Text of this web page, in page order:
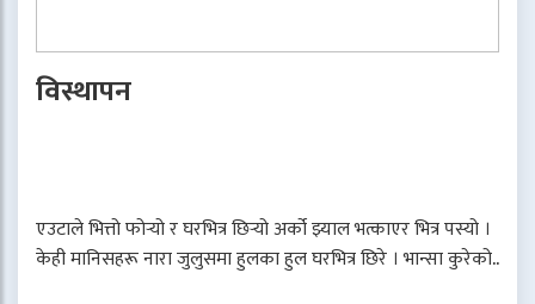
विस्थापन
एउटाले भित्तो फोर्‍यो र घरभित्र छिर्‍यो अर्को झ्याल भत्काएर भित्र पस्यो ।
केही मानिसहरू नारा जुलुसमा हुलका हुल घरभित्र छिरे । भान्सा कुरेको..